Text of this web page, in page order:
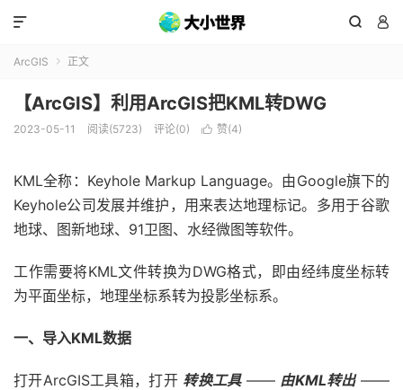
 

ArcGIS  正文
【ArcGIS】利用ArcGIS把KML转DWG
2023-05-11 阅读(5723) 评论(0)  赞(4)
KML全称：Keyhole Markup Language。由Google旗下的
Keyhole公司发展并维护，用来表达地理标记。多用于谷歌
地球、图新地球、91卫图、水经微图等软件。
工作需要将KML文件转换为DWG格式，即由经纬度坐标转
为平面坐标，地理坐标系转为投影坐标系。
一、导入KML数据
打开ArcGIS工具箱，打开 转换工具—— 由KML转出——